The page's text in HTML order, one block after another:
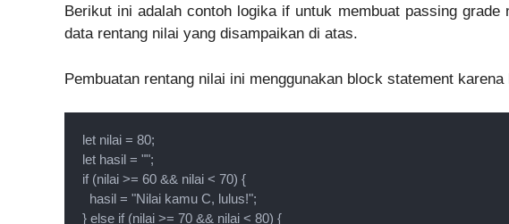
Berikut ini adalah contoh logika if untuk membuat passing
data rentang nilai yang disampaikan di atas.
Pembuatan rentang nilai ini menggunakan block statement
let nilai = 80;
let hasil = "";
if (nilai >= 60 && nilai < 70) {
} else if (nilai >= 70 && nilai < 80) {